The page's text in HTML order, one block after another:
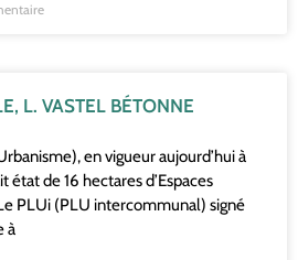
L. VASTEL BÉTONNE
en vigueur aujourd’hui à
état de 16 hectares d’Espaces
PLUi (PLU intercommunal) signé
à